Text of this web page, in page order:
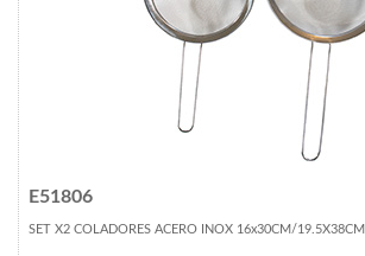
E51806
SET X2 COLADORES ACERO INOX 16x30CM/19.5X38CM